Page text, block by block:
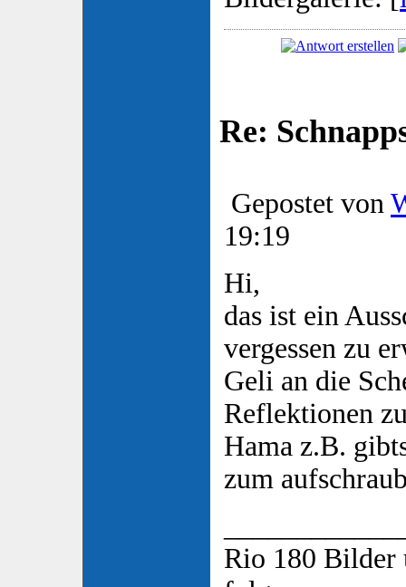
Re:
Gepostet von
19:19
Hi,
das ist ein
vergessen zu
Geli an die
Reflektionen
Hama z.B.
zum
Rio 180 Bilder